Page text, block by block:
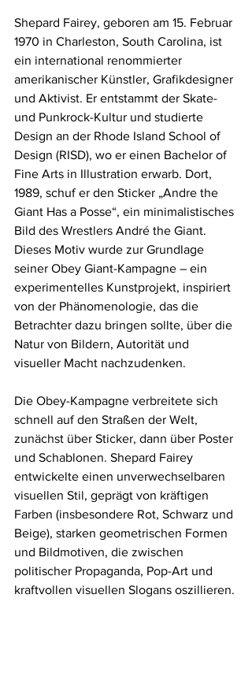
Shepard Fairey, geboren am 15. Februar
1970 in Charleston, South Carolina, ist
ein international renommierter
amerikanischer Künstler, Grafikdesigner
und Aktivist. Er entstammt der Skate-
und Punkrock-Kultur und studierte
Design an der Rhode Island School of
Design (RISD), wo er einen Bachelor of
Fine Arts in Illustration erwarb. Dort,
1989, schuf er den Sticker „Andre the
Giant Has a Posse“, ein minimalistisches
Bild des Wrestlers André the Giant.
Dieses Motiv wurde zur Grundlage
seiner Obey Giant-Kampagne – ein
experimentelles Kunstprojekt, inspiriert
von der Phänomenologie, das die
Betrachter dazu bringen sollte, über die
Natur von Bildern, Autorität und
visueller Macht nachzudenken.
Die Obey-Kampagne verbreitete sich
schnell auf den Straßen der Welt,
zunächst über Sticker, dann über Poster
und Schablonen. Shepard Fairey
entwickelte einen unverwechselbaren
visuellen Stil, geprägt von kräftigen
Farben (insbesondere Rot, Schwarz und
Beige), starken geometrischen Formen
und Bildmotiven, die zwischen
politischer Propaganda, Pop-Art und
kraftvollen visuellen Slogans oszillieren.